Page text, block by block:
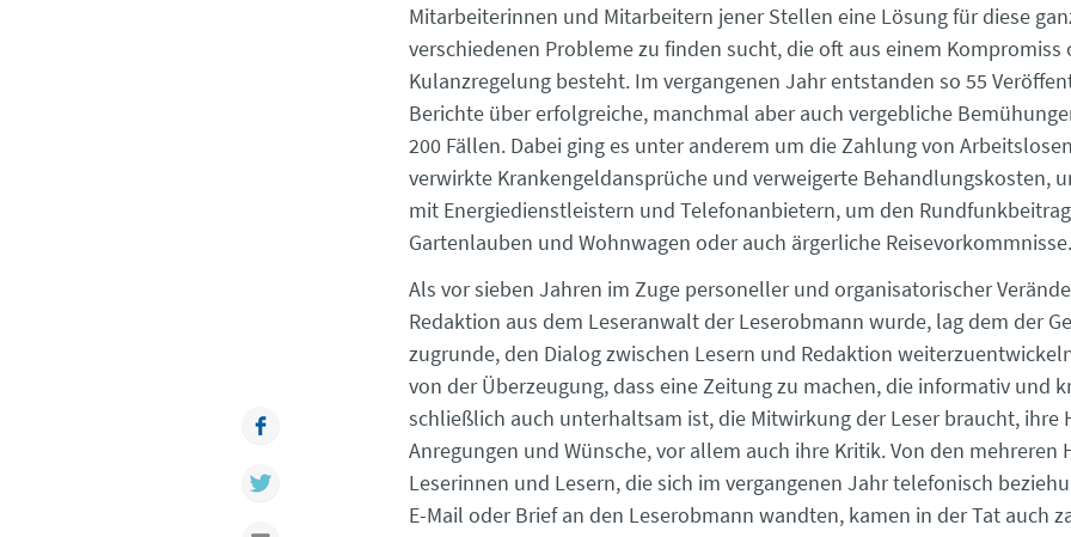
Mitarbeiterinnen und Mitarbeitern jener Stellen eine Lösung für diese
verschiedenen Probleme zu finden sucht, die oft aus einem Kompromiss
Kulanzregelung besteht. Im vergangenen Jahr entstanden so 55
Berichte über erfolgreiche, manchmal aber auch vergebliche
200 Fällen. Dabei ging es unter anderem um die Zahlung von
verwirkte Krankengeldansprüche und verweigerte Behandlungskosten,
mit Energiedienstleistern und Telefonanbietern, um den
Gartenlauben und Wohnwagen oder auch ­ärgerliche Reisevorkommnisse.
Als vor sieben Jahren im Zuge personeller und organisatorischer
Redaktion aus dem Leseranwalt der Leserobmann wurde, lag dem der
zugrunde, den Dialog zwischen Lesern und Redaktion
von der Überzeugung, dass eine Zeitung zu machen, die informativ und
schließlich auch unterhaltsam ist, die Mitwirkung der Leser braucht, ihre
Anregungen und Wünsche, vor allem auch ihre Kritik. Von den mehreren
Leserinnen und Lesern, die sich im vergangenen Jahr telefonisch
E-Mail oder Brief an den Leserobmann wandten, kamen in der Tat auch